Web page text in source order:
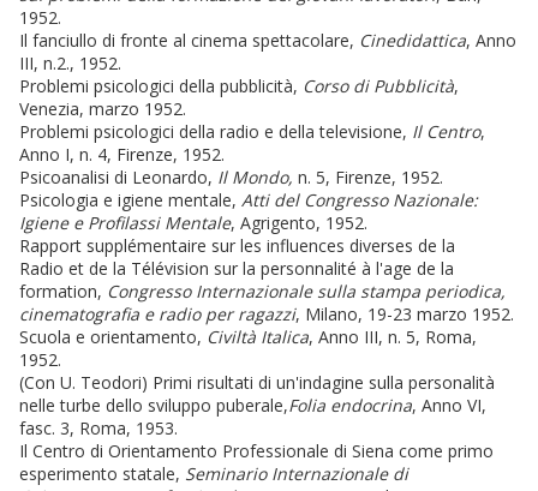
1952.
Il fanciullo di fronte al cinema spettacolare, Cinedidattica, Anno
III, n.2., 1952.
Problemi psicologici della pubblicità, Corso di Pubblicità,
Venezia, marzo 1952.
Problemi psicologici della radio e della televisione, Il Centro,
Anno I, n. 4, Firenze, 1952.
Psicoanalisi di Leonardo, Il Mondo, n. 5, Firenze, 1952.
Psicologia e igiene mentale, Atti del Congresso Nazionale:
Igiene e Profilassi Mentale, Agrigento, 1952.
Rapport supplémentaire sur les influences diverses de la
Radio et de la Télévision sur la personnalité à l'age de la
formation, Congresso Internazionale sulla stampa periodica,
cinematografia e radio per ragazzi, Milano, 19-23 marzo 1952.
Scuola e orientamento, Civiltà Italica, Anno III, n. 5, Roma,
1952.
(Con U. Teodori) Primi risultati di un'indagine sulla personalità
nelle turbe dello sviluppo puberale,Folia endocrina, Anno VI,
fasc. 3, Roma, 1953.
Il Centro di Orientamento Professionale di Siena come primo
esperimento statale, Seminario Internazionale di